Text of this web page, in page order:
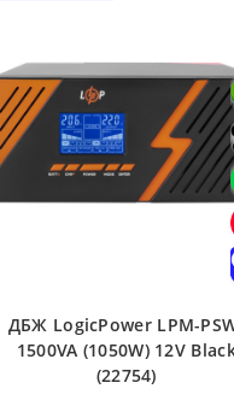
ДБЖ LogicPower LPM-
1500VA (1050W) 12V
(22754)